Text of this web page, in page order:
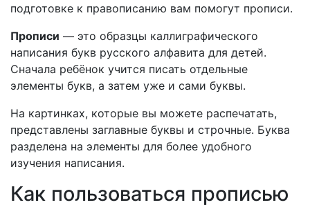
подготовке к правописанию вам помогут прописи.
Прописи — это образцы каллиграфического
написания букв русского алфавита для детей.
Сначала ребёнок учится писать отдельные
элементы букв, а затем уже и сами буквы.
На картинках, которые вы можете распечатать,
представлены заглавные буквы и строчные. Буква
разделена на элементы для более удобного
изучения написания.
Как пользоваться прописью